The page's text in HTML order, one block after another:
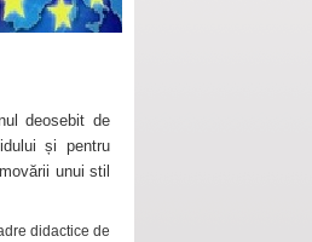
deosebit de
și pentru
unui stil
didactice de